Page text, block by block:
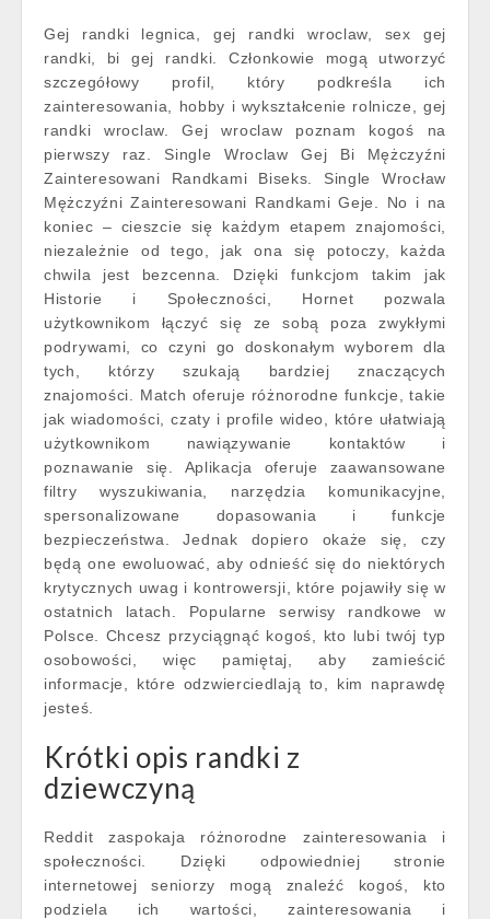
Gej randki legnica, gej randki wroclaw, sex gej
randki, bi gej randki. Członkowie mogą utworzyć
szczegółowy profil, który podkreśla ich
zainteresowania, hobby i wykształcenie rolnicze, gej
randki wroclaw. Gej wroclaw poznam kogoś na
pierwszy raz. Single Wroclaw Gej Bi Mężczyźni
Zainteresowani Randkami Biseks. Single Wrocław
Mężczyźni Zainteresowani Randkami Geje. No i na
koniec – cieszcie się każdym etapem znajomości,
niezależnie od tego, jak ona się potoczy, każda
chwila jest bezcenna. Dzięki funkcjom takim jak
Historie i Społeczności, Hornet pozwala
użytkownikom łączyć się ze sobą poza zwykłymi
podrywami, co czyni go doskonałym wyborem dla
tych, którzy szukają bardziej znaczących
znajomości. Match oferuje różnorodne funkcje, takie
jak wiadomości, czaty i profile wideo, które ułatwiają
użytkownikom nawiązywanie kontaktów i
poznawanie się. Aplikacja oferuje zaawansowane
filtry wyszukiwania, narzędzia komunikacyjne,
spersonalizowane dopasowania i funkcje
bezpieczeństwa. Jednak dopiero okaże się, czy
będą one ewoluować, aby odnieść się do niektórych
krytycznych uwag i kontrowersji, które pojawiły się w
ostatnich latach. Popularne serwisy randkowe w
Polsce. Chcesz przyciągnąć kogoś, kto lubi twój typ
osobowości, więc pamiętaj, aby zamieścić
informacje, które odzwierciedlają to, kim naprawdę
jesteś.
Krótki opis randki z
dziewczyną
Reddit zaspokaja różnorodne zainteresowania i
społeczności. Dzięki odpowiedniej stronie
internetowej seniorzy mogą znaleźć kogoś, kto
podziela ich wartości, zainteresowania i